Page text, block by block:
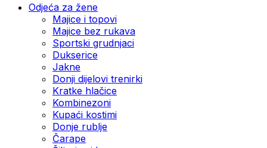
Odjeća za žene
Majice i topovi
Majice bez rukava
Sportski grudnjaci
Dukserice
Jakne
Donji dijelovi trenirki
Kratke hlačice
Kombinezoni
Kupaći kostimi
Donje rublje
Čarape